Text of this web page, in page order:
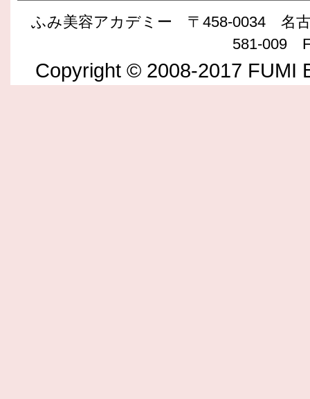
ふみ美容アカデミー 〒458-0034 名
581-009
Copyright © 2008-2017 FUMI